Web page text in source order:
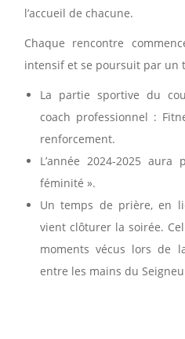
l’accueil de chacune.
Chaque rencontre
intensif et se poursuit par un
La partie sportive du
coach professionnel :
renforcement.
L’année 2024-2025
féminité ».
Un temps de prière, en
vient clôturer la soirée.
moments vécus lors de
entre les mains du